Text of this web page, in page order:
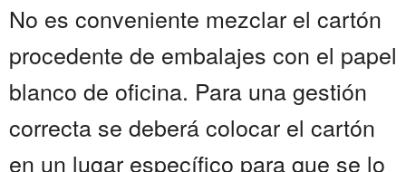
No es conveniente mezclar el cartón
procedente de embalajes con el papel
blanco de oficina. Para una gestión
correcta se deberá colocar el cartón
en un lugar específico para que se lo